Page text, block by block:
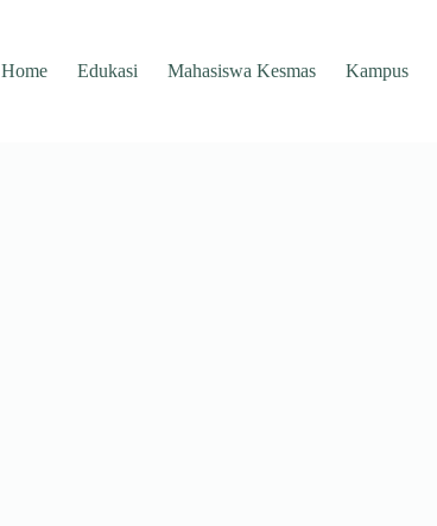
Home Edukasi Mahasiswa Kesmas Kampus